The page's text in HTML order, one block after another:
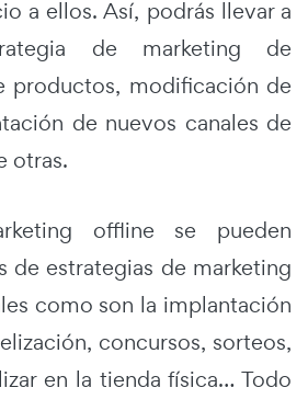
a ellos. Así, podrás llevar a
de marketing de
productos, modificación de
de nuevos canales de
otras.
offline se pueden
de estrategias de marketing
como son la implantación
concursos, sorteos,
en la tienda física… Todo